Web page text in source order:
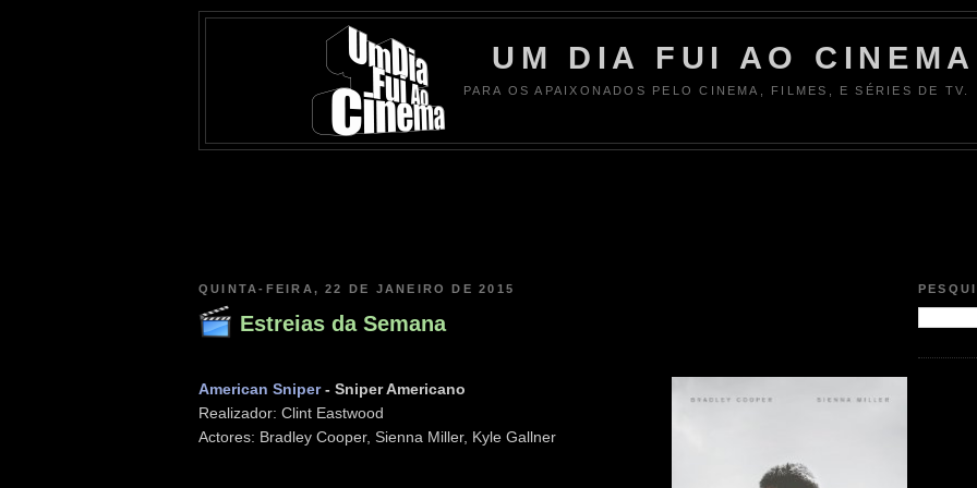
UM DIA FUI AO CINEMA
PARA OS APAIXONADOS PELO CINEMA, FILMES, E SÉRIES DE TV.
QUINTA-FEIRA, 22 DE JANEIRO DE 2015
Estreias da Semana
American Sniper- Sniper Americano
Realizador: Clint Eastwood
Actores: Bradley Cooper, Sienna Miller, Kyle Gallner